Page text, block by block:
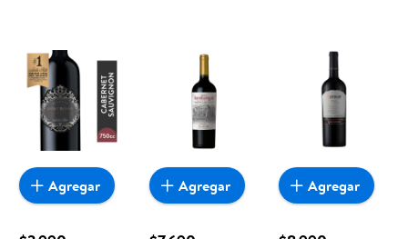
Agregar Agregar Agregar